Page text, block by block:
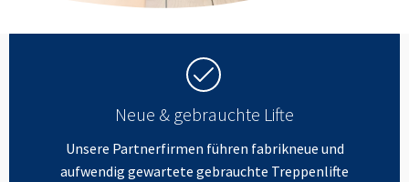
Neue & gebrauchte Lifte
Unsere Partnerfirmen führen fabrikneue und
aufwendig gewartete gebrauchte Treppenlifte